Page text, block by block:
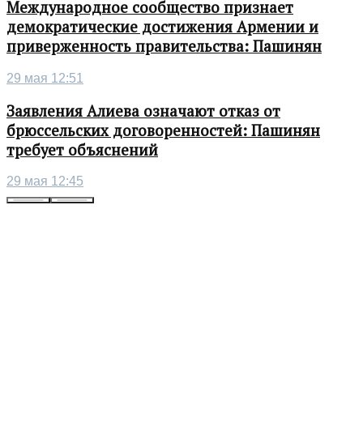
Международное сообщество признает
демократические достижения Армении и
приверженность правительства: Пашинян
29 мая 12:51
Заявления Алиева означают отказ от
брюссельских договоренностей: Пашинян
требует объяснений
29 мая 12:45